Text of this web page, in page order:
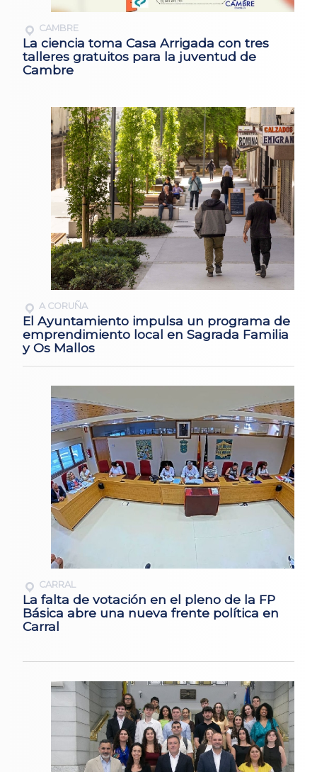
CAMBRE
La ciencia toma Casa Arrigada con tres
talleres gratuitos para la juventud de
Cambre
A CORUÑA
El Ayuntamiento impulsa un programa de
emprendimiento local en Sagrada Familia
y Os Mallos
CARRAL
La falta de votación en el pleno de la FP
Básica abre una nueva frente política en
Carral